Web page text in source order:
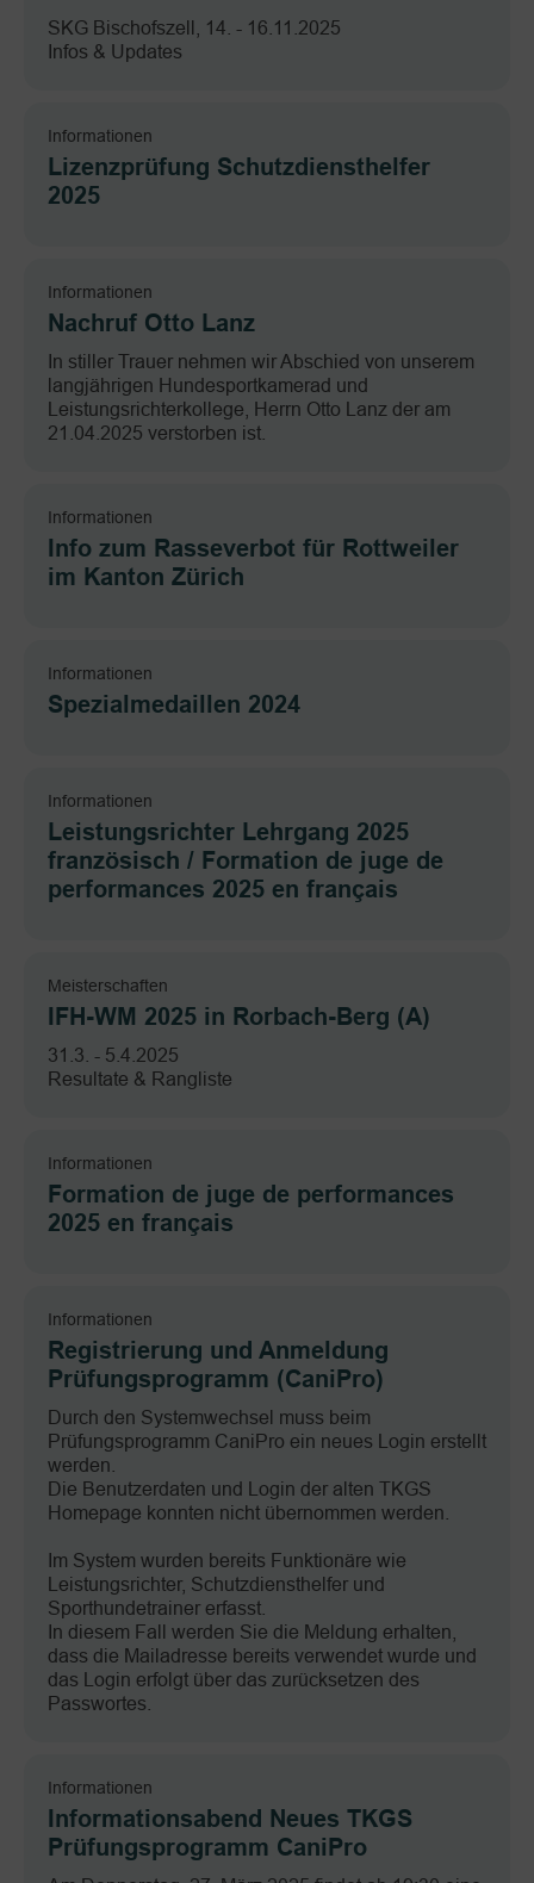
SKG Bischofszell, 14. - 16.11.2025
Infos & Updates
Informationen
Lizenzprüfung Schutzdiensthelfer
2025
Informationen
Nachruf Otto Lanz
In stiller Trauer nehmen wir Abschied von unserem
langjährigen Hundesportkamerad und
Leistungsrichterkollege, Herrn Otto Lanz der am
21.04.2025 verstorben ist.
Informationen
Info zum Rasseverbot für Rottweiler
im Kanton Zürich
Informationen
Spezialmedaillen 2024
Informationen
Leistungsrichter Lehrgang 2025
französisch / Formation de juge de
performances 2025 en français
Meisterschaften
IFH-WM 2025 in Rorbach-Berg (A)
31.3. - 5.4.2025
Resultate & Rangliste
Informationen
Formation de juge de performances
2025 en français
Informationen
Registrierung und Anmeldung
Prüfungsprogramm (CaniPro)
Durch den Systemwechsel muss beim
Prüfungsprogramm CaniPro ein neues Login erstellt
werden.
Die Benutzerdaten und Login der alten TKGS
Homepage konnten nicht übernommen werden.
Im System wurden bereits Funktionäre wie
Leistungsrichter, Schutzdiensthelfer und
Sporthundetrainer erfasst.
In diesem Fall werden Sie die Meldung erhalten,
dass die Mailadresse bereits verwendet wurde und
das Login erfolgt über das zurücksetzen des
Passwortes.
Informationen
Informationsabend Neues TKGS
Prüfungsprogramm CaniPro